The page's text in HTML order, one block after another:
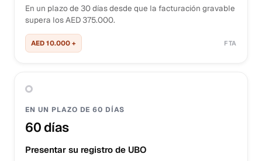
En un plazo de 30 días desde que la facturación gravable
supera los AED 375.000.
AED 10.000 + FTA
EN UN PLAZO DE 60 DÍAS
60 días
Presentar su registro de UBO